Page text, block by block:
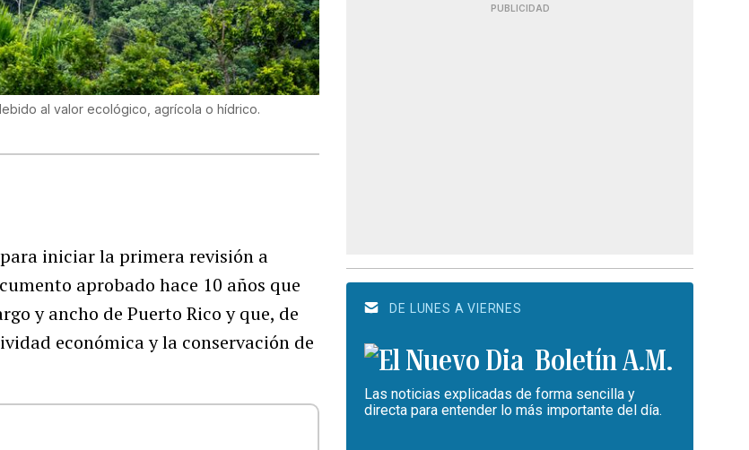
al valor ecológico, agrícola o hídrico.
iniciar la primera revisión a
aprobado hace 10 años que
y ancho de Puerto Rico y que, de
económica y la conservación de
PUBLICIDAD
DE LUNES A VIERNES
Boletín A.M.
Las noticias explicadas de forma sencilla y
directa para entender lo más importante del día.